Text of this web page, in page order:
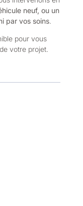
neuf, ou un
par vos soins.
pour vous
votre projet.